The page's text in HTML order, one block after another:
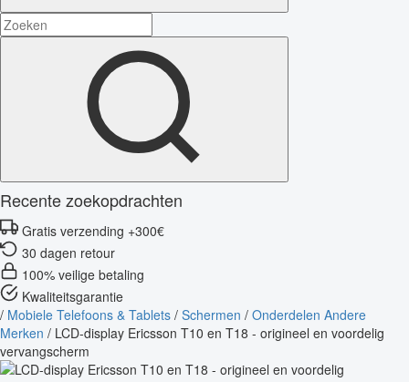
Recente zoekopdrachten
Gratis verzending +300€
30 dagen retour
100% veilige betaling
Kwaliteitsgarantie
/ Mobiele Telefoons & Tablets / Schermen / Onderdelen Andere
Merken / LCD-display Ericsson T10 en T18 - origineel en voordelig
vervangscherm